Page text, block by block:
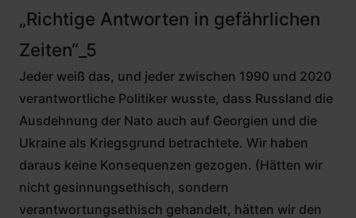
„Richtige Antworten in gefährlichen
Zeiten“_5
Jeder weiß das, und jeder zwischen 1990 und 2020
verantwortliche Politiker wusste, dass Russland die
Ausdehnung der Nato auch auf Georgien und die
Ukraine als Kriegsgrund betrachtete. Wir haben
daraus keine Konsequenzen gezogen. (Hätten wir
nicht gesinnungsethisch, sondern
verantwortungsethisch gehandelt, hätten wir den